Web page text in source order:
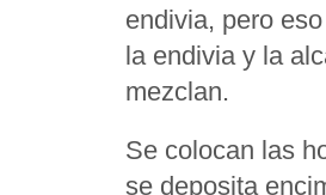
endivia, pero
la endivia y la
mezclan.
Se colocan las
se deposita